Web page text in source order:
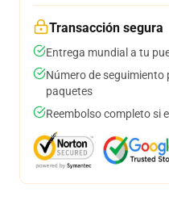
Transacción segura
Entrega mundial a tu
Número de
paquetes
Reembolso completo si